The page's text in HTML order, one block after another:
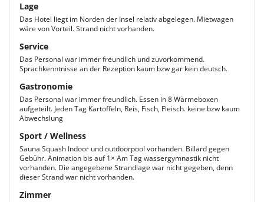
Lage
Das Hotel liegt im Norden der Insel relativ abgelegen. Mietwagen
wäre von Vorteil. Strand nicht vorhanden.
Service
Das Personal war immer freundlich und zuvorkommend.
Sprachkenntnisse an der Rezeption kaum bzw gar kein deutsch.
Gastronomie
Das Personal war immer freundlich. Essen in 8 Wärmeboxen
aufgeteilt. Jeden Tag Kartoffeln, Reis, Fisch, Fleisch. keine bzw kaum
Abwechslung
Sport / Wellness
Sauna Squash Indoor und outdoorpool vorhanden. Billard gegen
Gebühr. Animation bis auf 1× Am Tag wassergymnastik nicht
vorhanden. Die angegebene Strandlage war nicht gegeben, denn
dieser Strand war nicht vorhanden.
Zimmer